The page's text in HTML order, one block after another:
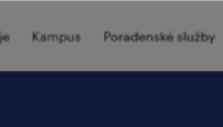
Kampus Poradenské služby